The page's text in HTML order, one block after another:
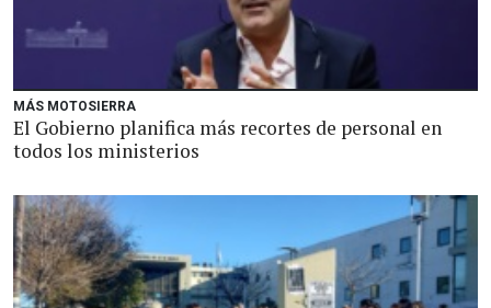
MÁS MOTOSIERRA
El Gobierno planifica más recortes de personal en
todos los ministerios